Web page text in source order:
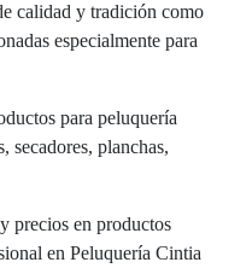
calidad y tradición como
especialmente para
para peluquería
secadores, planchas,
precios en productos
en Peluquería Cintia